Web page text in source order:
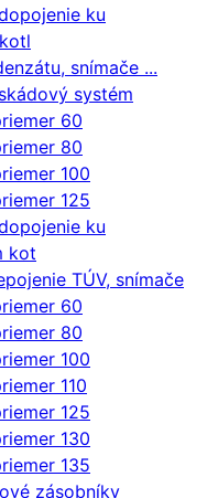
ku
snímače ...
systém
60
80
100
125
ku
kot
TÚV, snímače
60
80
100
110
125
130
135
zásobníky